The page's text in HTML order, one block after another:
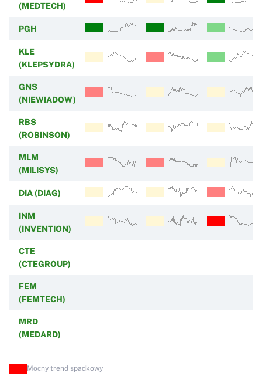
(MEDTECH)
PGH
KLE
(KLEPSYDRA)
GNS
(NIEWIADOW)
RBS
(ROBINSON)
MLM
(MILISYS)
DIA (DIAG)
INM
(INVENTION)
CTE
(CTEGROUP)
FEM
(FEMTECH)
MRD
(MEDARD)
Mocny trend spadkowy